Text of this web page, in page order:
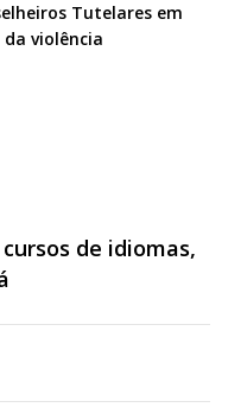
Tutelares em
violência
de idiomas,